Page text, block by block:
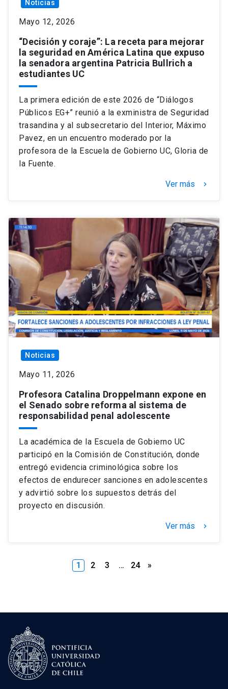
Noticias
Mayo 12, 2026
“Decisión y coraje”: La receta para mejorar
la seguridad en América Latina que expuso
la senadora argentina Patricia Bullrich a
estudiantes UC
La primera edición de este 2026 de “Diálogos
Públicos EG+” reunió a la exministra de Seguridad
trasandina y al subsecretario del Interior, Máximo
Pavez, en un encuentro moderado por la
profesora de la Escuela de Gobierno UC, Gloria de
la Fuente.
Ver más keyboard_arrow_right
Noticias
Mayo 11, 2026
Profesora Catalina Droppelmann expone en
el Senado sobre reforma al sistema de
responsabilidad penal adolescente
La académica de la Escuela de Gobierno UC
participó en la Comisión de Constitución, donde
entregó evidencia criminológica sobre los
efectos de endurecer sanciones en adolescentes
y advirtió sobre los supuestos detrás del
proyecto en discusión.
Ver más keyboard_arrow_right
Paginación
1 2 3 … 24 »